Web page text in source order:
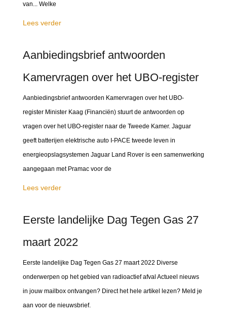
van... Welke
Lees verder
Aanbiedingsbrief antwoorden
Kamervragen over het UBO-register
Aanbiedingsbrief antwoorden Kamervragen over het UBO-
register Minister Kaag (Financiën) stuurt de antwoorden op
vragen over het UBO-register naar de Tweede Kamer. Jaguar
geeft batterijen elektrische auto I-PACE tweede leven in
energieopslagsystemen Jaguar Land Rover is een samenwerking
aangegaan met Pramac voor de
Lees verder
Eerste landelijke Dag Tegen Gas 27
maart 2022
Eerste landelijke Dag Tegen Gas 27 maart 2022 Diverse
onderwerpen op het gebied van radioactief afval Actueel nieuws
in jouw mailbox ontvangen? Direct het hele artikel lezen? Meld je
aan voor de nieuwsbrief.